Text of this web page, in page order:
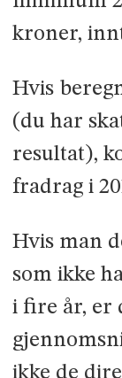
kroner,
Hvis
(du har
resultat),
fradrag i
Hvis man
som ikke
i fire år, er
ikke de